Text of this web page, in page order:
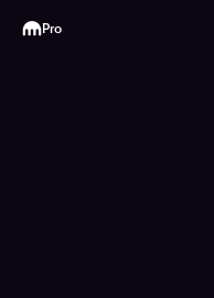
Kraken
Pro